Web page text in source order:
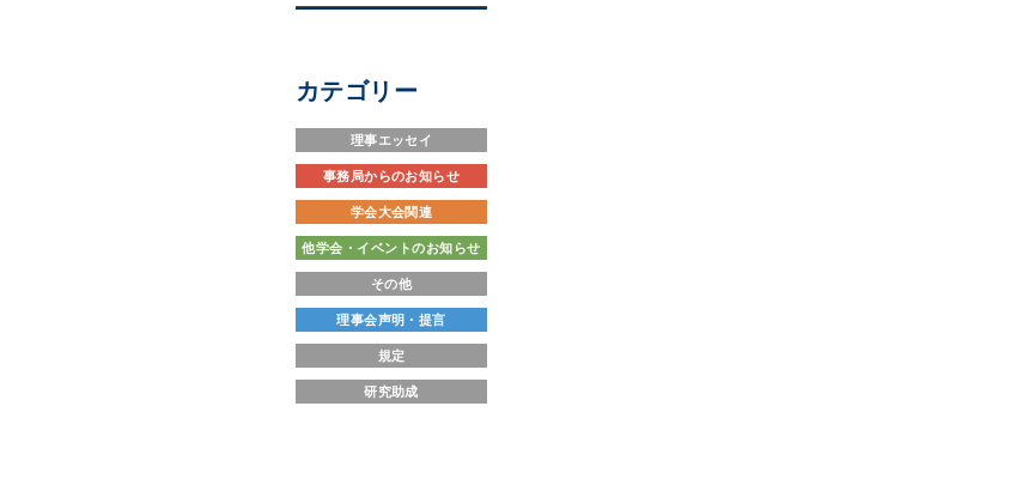
カテゴリー
理事エッセイ
事務局からのお知らせ
学会大会関連
他学会・イベントのお知らせ
その他
理事会声明・提言
規定
研究助成